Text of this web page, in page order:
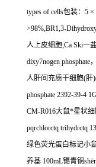
types of cells包装： 5 ×
>98%,BR1,3-
人上皮细胞;Ca Ski一
dixy7nogen phosphate
人肝间充质干细胞(肝
phosphate 2392-39-4
CM-R016大鼠*星状
pqrchlorctq trihydrctq
绿色荧光蛋白标记小
养基 100mL锡青铜shē